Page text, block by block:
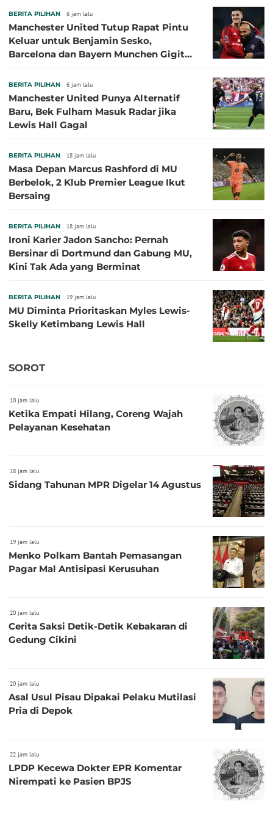
BERITA PILIHAN 6 jam lalu
Manchester United Tutup Rapat Pintu
Keluar untuk Benjamin Sesko,
Barcelona dan Bayern Munchen Gigit
BERITA PILIHAN 6 jam lalu
Manchester United Punya Alternatif
Baru, Bek Fulham Masuk Radar jika
Lewis Hall Gagal
BERITA PILIHAN 18 jam lalu
Masa Depan Marcus Rashford di MU
Berbelok, 2 Klub Premier League Ikut
Bersaing
BERITA PILIHAN 18 jam lalu
Ironi Karier Jadon Sancho: Pernah
Bersinar di Dortmund dan Gabung MU,
Kini Tak Ada yang Berminat
BERITA PILIHAN 19 jam lalu
MU Diminta Prioritaskan Myles Lewis-
Skelly Ketimbang Lewis Hall
SOROT
10 jam lalu
Ketika Empati Hilang, Coreng Wajah
Pelayanan Kesehatan
18 jam lalu
Sidang Tahunan MPR Digelar 14 Agustus
19 jam lalu
Menko Polkam Bantah Pemasangan
Pagar Mal Antisipasi Kerusuhan
20 jam lalu
Cerita Saksi Detik-Detik Kebakaran di
Gedung Cikini
20 jam lalu
Asal Usul Pisau Dipakai Pelaku Mutilasi
Pria di Depok
22 jam lalu
LPDP Kecewa Dokter EPR Komentar
Nirempati ke Pasien BPJS